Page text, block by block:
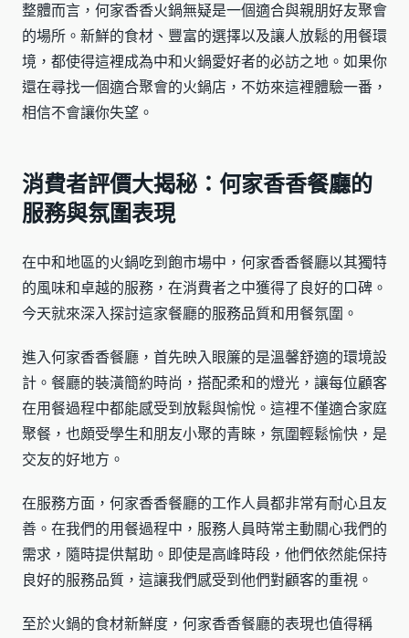
整體而言，何家香香火鍋無疑是一個適合與親朋好友聚會
的場所。新鮮的食材、豐富的選擇以及讓人放鬆的用餐環
境，都使得這裡成為中和火鍋愛好者的必訪之地。如果你
還在尋找一個適合聚會的火鍋店，不妨來這裡體驗一番，
相信不會讓你失望。
消費者評價大揭秘：何家香香餐廳的
服務與氛圍表現
在中和地區的火鍋吃到飽市場中，何家香香餐廳以其獨特
的風味和卓越的服務，在消費者之中獲得了良好的口碑。
今天就來深入探討這家餐廳的服務品質和用餐氛圍。
進入何家香香餐廳，首先映入眼簾的是溫馨舒適的環境設
計。餐廳的裝潢簡約時尚，搭配柔和的燈光，讓每位顧客
在用餐過程中都能感受到放鬆與愉悅。這裡不僅適合家庭
聚餐，也頗受學生和朋友小聚的青睞，氛圍輕鬆愉快，是
交友的好地方。
在服務方面，何家香香餐廳的工作人員都非常有耐心且友
善。在我們的用餐過程中，服務人員時常主動關心我們的
需求，隨時提供幫助。即使是高峰時段，他們依然能保持
良好的服務品質，這讓我們感受到他們對顧客的重視。
至於火鍋的食材新鮮度，何家香香餐廳的表現也值得稱